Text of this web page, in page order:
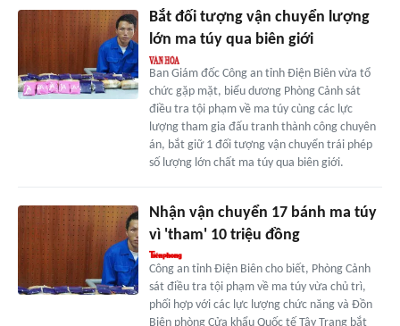
Bắt đối tượng vận chuyển lượng
lớn ma túy qua biên giới
Ban Giám đốc Công an tỉnh Điện Biên vừa tổ
chức gặp mặt, biểu dương Phòng Cảnh sát
điều tra tội phạm về ma túy cùng các lực
lượng tham gia đấu tranh thành công chuyên
án, bắt giữ 1 đối tượng vận chuyển trái phép
số lượng lớn chất ma túy qua biên giới.
Nhận vận chuyển 17 bánh ma túy
vì 'tham' 10 triệu đồng
Công an tỉnh Điện Biên cho biết, Phòng Cảnh
sát điều tra tội phạm về ma túy vừa chủ trì,
phối hợp với các lực lượng chức năng và Đồn
Biên phòng Cửa khẩu Quốc tế Tây Trang bắt